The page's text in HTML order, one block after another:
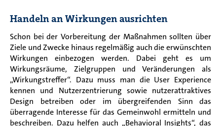
Handeln an Wirkungen ausrichten
Schon bei der Vorbereitung der Maßnahmen sollten über
Ziele und Zwecke hinaus regelmäßig auch die erwünschten
Wirkungen einbezogen werden. Dabei geht es um
Wirkungsräume, Zielgruppen und Veränderungen als
„Wirkungstreffer“. Dazu muss man die User Experience
kennen und Nutzerzentrierung sowie nutzerattraktives
Design betreiben oder im übergreifenden Sinn das
überragende Interesse für das Gemeinwohl ermitteln und
beschreiben. Dazu helfen auch „Behavioral Insights“, das